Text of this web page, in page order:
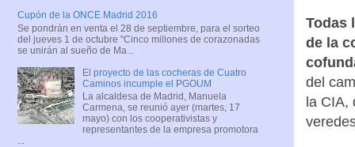
Todas
de la
del
la CIA,
Cupón de la ONCE Madrid 2016
Se pondrán en venta el 28 de septiembre, para el sorteo
del jueves 1 de octubre "Cinco millones de corazonadas
se unirán al sueño de Ma...
El proyecto de las cocheras de Cuatro
Caminos incumple el PGOUM
La alcaldesa de Madrid, Manuela
Carmena, se reunió ayer (martes, 17
mayo) con los cooperativistas y
representantes de la empresa promotora
...